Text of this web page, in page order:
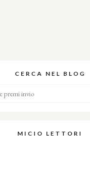
CERCA NEL BLOG
MICIO LETTORI